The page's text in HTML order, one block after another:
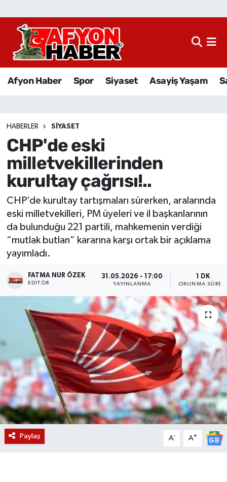
Afyon Haber Spor Siyaset Asayiş Yaşam
HABERLER SIYASET
CHP'de eski
milletvekillerinden
kurultay çağrısı!..
CHP’de kurultay tartışmaları sürerken, aralarında
eski milletvekilleri, PM üyeleri ve il başkanlarının
da bulunduğu 221 partili, mahkemenin verdiği
“mutlak butlan” kararına karşı ortak bir açıklama
yayımladı.
FATMA NUR ÖZEK
EDITÖR
31.05.2026 - 17:00
YAYINLANMA
1 DK
OKUNMA
Paylaş A- A+
Afyon Haber
Sağlık
Eğitim
Ekonomi
Magazin
Etkinlikler